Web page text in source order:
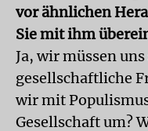
vor ähnlichen
Sie mit ihm
Ja, wir müssen
gesellschaftliche
wir mit
Gesellschaft um?